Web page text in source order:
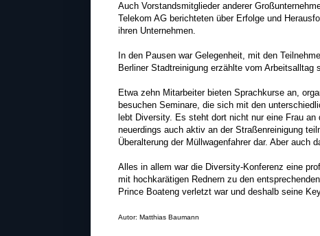
Auch Vorstandsmitglieder anderer
Telekom AG berichteten über Erfolge und
ihren Unternehmen.
In den Pausen war Gelegenheit, mit den
Berliner Stadtreinigung erzählte vom Arbeitsalltag
Etwa zehn Mitarbeiter bieten Sprachkurse an,
besuchen Seminare, die sich mit den
lebt Diversity. Es steht dort nicht nur eine Frau
neuerdings auch aktiv an der Straßenreinigung
Überalterung der Müllwagenfahrer dar. Aber auch
Alles in allem war die Diversity-Konferenz eine
mit hochkarätigen Rednern zu den
Prince Boateng verletzt war und deshalb seine
Autor: Matthias Baumann